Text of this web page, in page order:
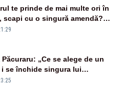
te prinde de mai multe ori în
scapi cu o singură amendă?
Păcuraru: „Ce se alege de un
i se închide singura lui